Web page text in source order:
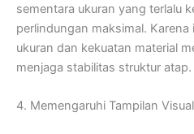
sementara ukuran yang terlalu
perlindungan maksimal.
ukuran dan kekuatan material
menjaga stabilitas struktur atap.
4. Memengaruhi Tampilan